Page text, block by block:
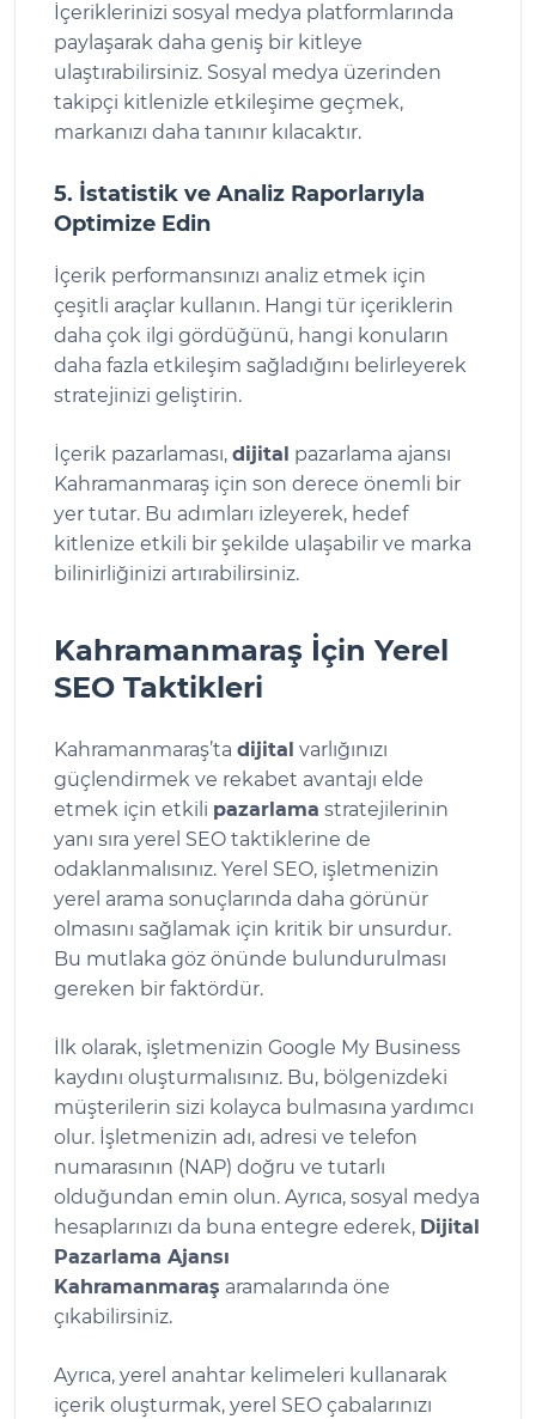
İçeriklerinizi sosyal medya platformlarında
paylaşarak daha geniş bir kitleye
ulaştırabilirsiniz. Sosyal medya üzerinden
takipçi kitlenizle etkileşime geçmek,
markanızı daha tanınır kılacaktır.
5. İstatistik ve Analiz Raporlarıyla
Optimize Edin
İçerik performansınızı analiz etmek için
çeşitli araçlar kullanın. Hangi tür içeriklerin
daha çok ilgi gördüğünü, hangi konuların
daha fazla etkileşim sağladığını belirleyerek
stratejinizi geliştirin.
İçerik pazarlaması, dijital pazarlama ajansı
Kahramanmaraş için son derece önemli bir
yer tutar. Bu adımları izleyerek, hedef
kitlenize etkili bir şekilde ulaşabilir ve marka
bilinirliğinizi artırabilirsiniz.
Kahramanmaraş İçin Yerel
SEO Taktikleri
Kahramanmaraş’ta dijital varlığınızı
güçlendirmek ve rekabet avantajı elde
etmek için etkili pazarlama stratejilerinin
yanı sıra yerel SEO taktiklerine de
odaklanmalısınız. Yerel SEO, işletmenizin
yerel arama sonuçlarında daha görünür
olmasını sağlamak için kritik bir unsurdur.
Bu mutlaka göz önünde bulundurulması
gereken bir faktördür.
İlk olarak, işletmenizin Google My Business
kaydını oluşturmalısınız. Bu, bölgenizdeki
müşterilerin sizi kolayca bulmasına yardımcı
olur. İşletmenizin adı, adresi ve telefon
numarasının (NAP) doğru ve tutarlı
olduğundan emin olun. Ayrıca, sosyal medya
hesaplarınızı da buna entegre ederek, Dijital
Pazarlama Ajansı
Kahramanmaraş aramalarında öne
çıkabilirsiniz.
Ayrıca, yerel anahtar kelimeleri kullanarak
içerik oluşturmak, yerel SEO çabalarınızı